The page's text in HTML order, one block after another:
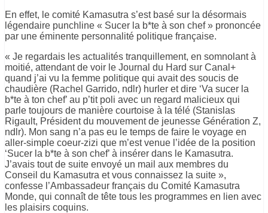
En effet, le comité Kamasutra s’est basé sur la désormais
légendaire punchline « Sucer la b*te à son chef » prononcée
par une éminente personnalité politique française.
« Je regardais les actualités tranquillement, en somnolant à
moitié, attendant de voir le Journal du Hard sur Canal+
quand j’ai vu la femme politique qui avait des soucis de
chaudière (Rachel Garrido, ndlr) hurler et dire ‘Va sucer la
b*te à ton chef’ au p’tit poli avec un regard malicieux qui
parle toujours de manière courtoise à la télé (Stanislas
Rigault, Président du mouvement de jeunesse Génération Z,
ndlr). Mon sang n’a pas eu le temps de faire le voyage en
aller-simple coeur-zizi que m’est venue l’idée de la position
‘Sucer la b*te à son chef’ à insérer dans le Kamasutra.
J’avais tout de suite envoyé un mail aux membres du
Conseil du Kamasutra et vous connaissez la suite »,
confesse l’Ambassadeur français du Comité Kamasutra
Monde, qui connaît de tête tous les programmes en lien avec
les plaisirs coquins.